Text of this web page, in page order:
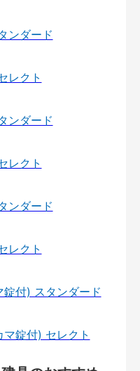
ンダード
レクト
ンダード
レクト
ンダード
レクト
付) スタンダード
錠付) セレクト